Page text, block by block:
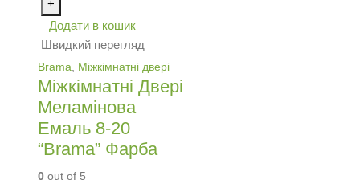
+
Додати в кошик
Швидкий перегляд
Brama, Міжкімнатні двері
Міжкімнатні Двері
Меламінова
Емаль 8-20
“Brama” Фарба
0 out of 5